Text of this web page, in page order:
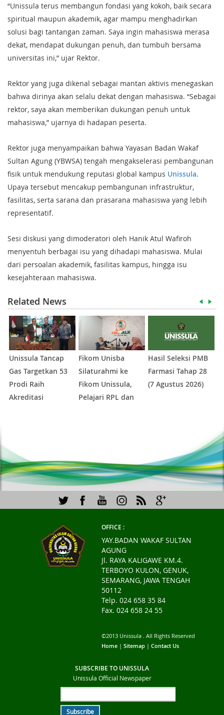
“Unissula terus membangun fondasi yang kokoh, baik secara
spiritual maupun akademik, agar mampu menghadirkan
solusi bagi tantangan zaman. Saya ingin mahasiswa merasa
dekat, mendapat dukungan penuh, dan tumbuh bersama
universitas ini,” ujar Rektor.
Rektor yang juga dikenal sebagai mantan aktivis menegaskan
bahwa dirinya akan selalu dekat dengan mahasiswa. “Sebagai
rektor, saya akan memberikan dukungan penuh untuk
mahasiswa,” ujarnya di hadapan peserta.
Rektor juga menyampaikan bahwa Yayasan Badan Wakaf
Sultan Agung (YBWSA) tengah mengakselerasi pembangunan
fisik untuk mendukung reputasi global kampus Unissula.
Upaya tersebut mencakup pembangunan infrastruktur,
fasilitas, serta sarana dan prasarana mahasiswa yang lebih
representatif.
Sesi diskusi yang dimoderatori oleh Hanik Atul Wafiroh
menyentuh berbagai isu yang dihadapi mahasiswa. Mulai
dari persoalan akademik, fasilitas kampus, hingga isu
kesejahteraan mahasiswa.
Related News
Unissula Tancap
Gas Targetkan 53
Prodi Raih
Akreditasi
Fikom Unisba
Silaturahmi ke
Fikom Unissula,
Pelajari RPL dan
Hasil Seleksi PMB
Farmasi Tahap 28
(7 Agustus 2026)
OFFICE :
YAY.BADAN WAKAF SULTAN
AGUNG
Jl. RAYA KALIGAWE KM.4.
TERBOYO KULON, GENUK,
SEMARANG, JAWA TENGAH
50112
Telp. 024 658 35 84
Fax. 024 658 24 55
©2013 Unissula . All Rights Reserved
Home |Sitemap |Contact Us
SUBSCRIBE TO UNISSULA
Unissula Official Newspaper